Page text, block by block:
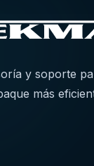
y soporte
más